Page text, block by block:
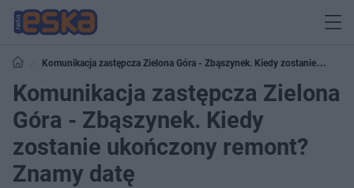
Komunikacja zastępcza Zielona Góra - Zbąszynek. Kiedy zostanie
ukończony remont? Znamy datę
Komunikacja zastępcza Zielona
Góra - Zbąszynek. Kiedy
zostanie ukończony remont?
Znamy datę